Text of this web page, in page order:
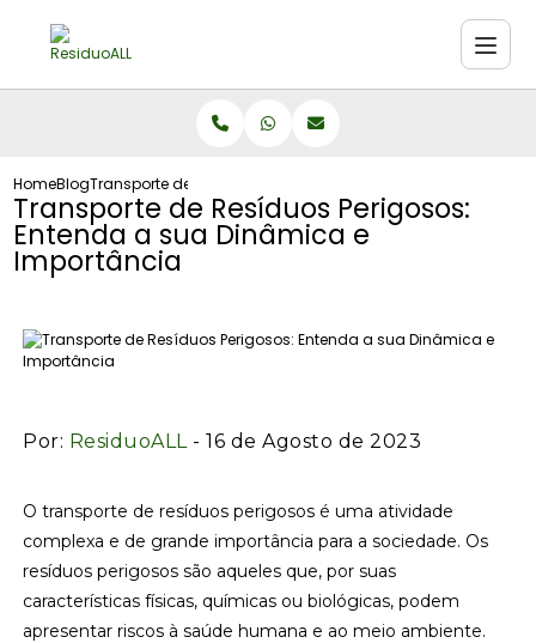
HomeBlogTransporte de Resíduos Perigosos: Entenda a sua
Transporte de Resíduos Perigosos:
Entenda a sua Dinâmica e
Importância
Por: ResiduoALL- 16 de Agosto de 2023
O transporte de resíduos perigosos é uma atividade
complexa e de grande importância para a sociedade. Os
resíduos perigosos são aqueles que, por suas
características físicas, químicas ou biológicas, podem
apresentar riscos à saúde humana e ao meio ambiente.